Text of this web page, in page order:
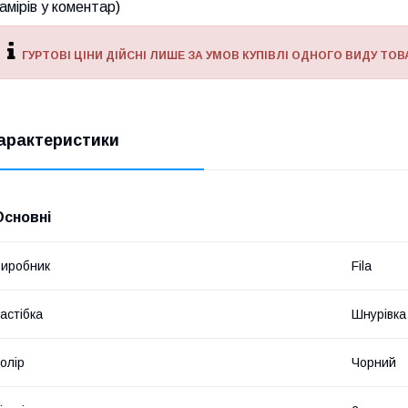
у коментар)
ГУРТОВІ ЦІНИ ДІЙСНІ ЛИШЕ ЗА УМОВ КУПІВЛІ ОДНОГО ВИДУ
Fila
Шнурівка
Чорний